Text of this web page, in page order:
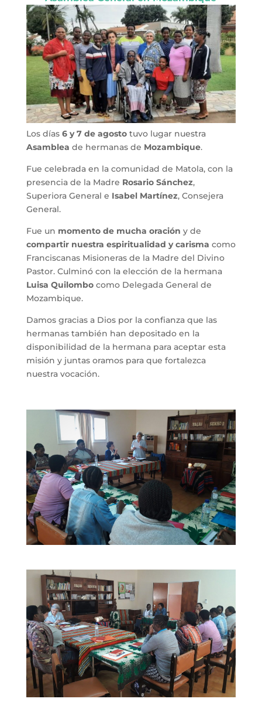
Los días 6 y 7 de agostotuvo lugar nuestra
Asamblea de hermanas de Mozambique.
Fue celebrada en la comunidad de Matola, con la
presencia de la Madre Rosario Sánchez,
Superiora General e Isabel Martínez, Consejera
General.
Fue un momento de mucha oración y de
compartir nuestra espiritualidad y carisma como
Franciscanas Misioneras de la Madre del Divino
Pastor. Culminó con la elección de la hermana
Luisa Quilombocomo Delegada General de
Mozambique.
Damos gracias a Dios por la confianza que las
hermanas también han depositado en la
disponibilidad de la hermana para aceptar esta
misión y juntas oramos para que fortalezca
nuestra vocación.